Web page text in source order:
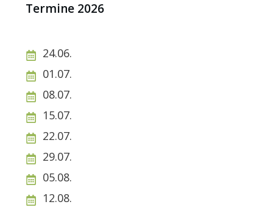
Termine 2026
24.06.
01.07.
08.07.
15.07.
22.07.
29.07.
05.08.
12.08.